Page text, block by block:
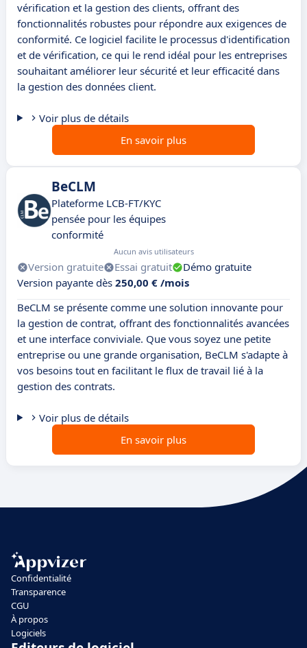
vérification et la gestion des clients, offrant des
fonctionnalités robustes pour répondre aux exigences de
conformité. Ce logiciel facilite le processus d'identification
et de vérification, ce qui le rend idéal pour les entreprises
souhaitant améliorer leur sécurité et leur efficacité dans
la gestion des données client.
Voir plus de détails
En savoir plus
BeCLM
Plateforme LCB-FT/KYC
pensée pour les équipes
conformité
Aucun avis utilisateurs
Version gratuite Essai gratuit
Démo gratuite
Version payante dès 250,00 € /mois
BeCLM se présente comme une solution innovante pour
la gestion de contrat, offrant des fonctionnalités avancées
et une interface conviviale. Que vous soyez une petite
entreprise ou une grande organisation, BeCLM s'adapte à
vos besoins tout en facilitant le flux de travail lié à la
gestion des contrats.
Voir plus de détails
En savoir plus
Confidentialité
Transparence
CGU
À propos
Logiciels